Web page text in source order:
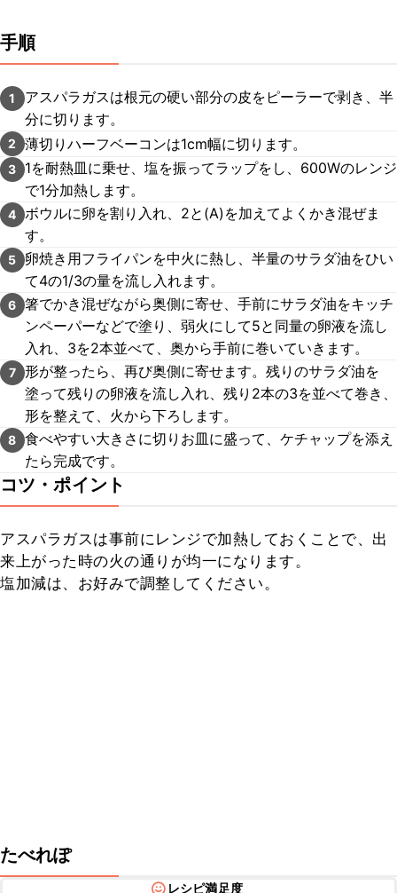
手順
1
アスパラガスは根元の硬い部分の皮をピーラーで剥き、半
分に切ります。
2 薄切りハーフベーコンは1cm幅に切ります。
3
1を耐熱皿に乗せ、塩を振ってラップをし、600Wのレンジ
で1分加熱します。
4 ボウルに卵を割り入れ、2と(A)を加えてよくかき混ぜま
す。
5
卵焼き用フライパンを中火に熱し、半量のサラダ油をひい
て4の1/3の量を流し入れます。
6 箸でかき混ぜながら奥側に寄せ、手前にサラダ油をキッチ
ンペーパーなどで塗り、弱火にして5と同量の卵液を流し
入れ、3を2本並べて、奥から手前に巻いていきます。
7 形が整ったら、再び奥側に寄せます。残りのサラダ油を
塗って残りの卵液を流し入れ、残り2本の3を並べて巻き、
形を整えて、火から下ろします。
8 食べやすい大きさに切りお皿に盛って、ケチャップを添え
たら完成です。
コツ・ポイント
アスパラガスは事前にレンジで加熱しておくことで、出
来上がった時の火の通りが均一になります。
塩加減は、お好みで調整してください。
たべれぽ
レシピ満足度